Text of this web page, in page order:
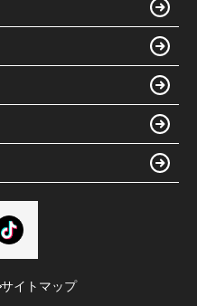
サイトマップ